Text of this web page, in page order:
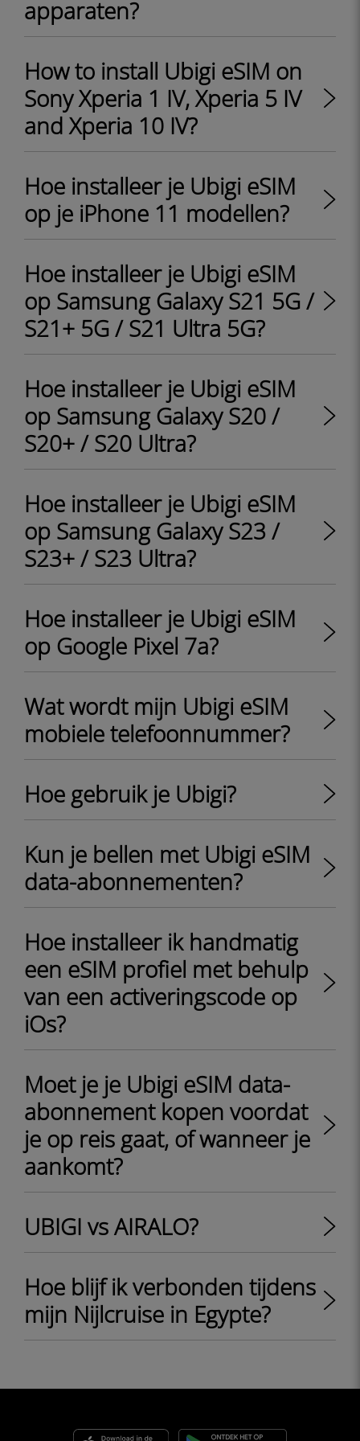
apparaten?
How to install Ubigi eSIM on
Sony Xperia 1 IV, Xperia 5 IV
and Xperia 10 IV?
Hoe installeer je Ubigi eSIM
op je iPhone 11 modellen?
Hoe installeer je Ubigi eSIM
op Samsung Galaxy S21 5G /
S21+ 5G / S21 Ultra 5G?
Hoe installeer je Ubigi eSIM
op Samsung Galaxy S20 /
S20+ / S20 Ultra?
Hoe installeer je Ubigi eSIM
op Samsung Galaxy S23 /
S23+ / S23 Ultra?
Hoe installeer je Ubigi eSIM
op Google Pixel 7a?
Wat wordt mijn Ubigi eSIM
mobiele telefoonnummer?
Hoe gebruik je Ubigi?
Kun je bellen met Ubigi eSIM
data-abonnementen?
Hoe installeer ik handmatig
een eSIM profiel met behulp
van een activeringscode op
iOs?
Moet je je Ubigi eSIM data-
abonnement kopen voordat
je op reis gaat, of wanneer je
aankomt?
UBIGI vs AIRALO?
Hoe blijf ik verbonden tijdens
mijn Nijlcruise in Egypte?